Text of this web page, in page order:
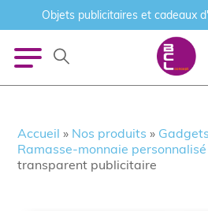
Objets publicitaires et cadeaux
Accueil » Nos produits »
Ramasse-monnaie personnalisé
transparent publicitaire